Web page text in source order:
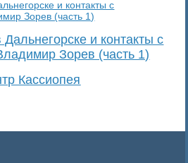
и контакты с
Зорев (часть 1)
Кассиопея